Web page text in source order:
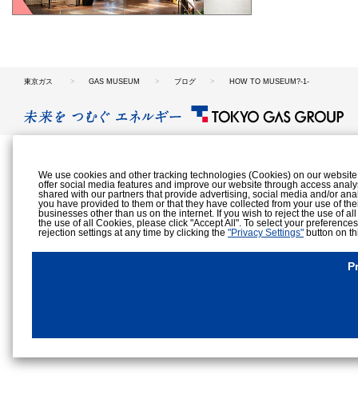
東京ガス GAS MUSEUM ブログ HOW TO MUSEUM?-1-
We use cookies and other tracking technologies (Cookies) on our
offer social media features and improve our website through access
shared with our partners that provide advertising, social media and/or
you have provided to them or that they have collected from your use of
businesses other than us on the internet. If you wish to reject the use of
the use of all Cookies, please click "Accept All". To select your
rejection settings at any time by clicking the "Privacy Settings" button on
Cookies Details